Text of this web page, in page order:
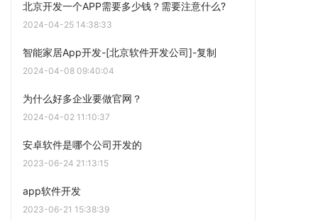
北京开发一个APP需要多少钱？需要注意什么?
2024-04-25 14:38:33
智能家居App开发-[北京软件开发公司]-复制
2024-04-08 09:40:04
为什么好多企业要做官网？
2024-04-02 11:10:37
安卓软件是哪个公司开发的
2023-06-24 21:13:15
app软件开发
2023-06-21 15:38:39